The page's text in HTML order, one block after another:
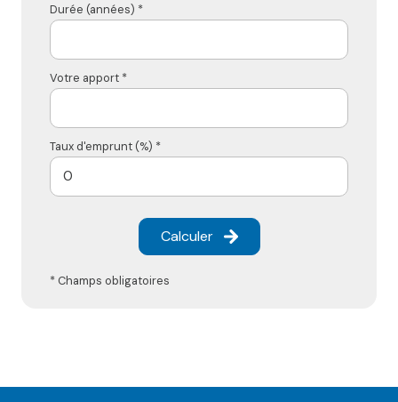
Durée (années) *
Votre apport *
Taux d'emprunt (%) *
Calculer
* Champs obligatoires